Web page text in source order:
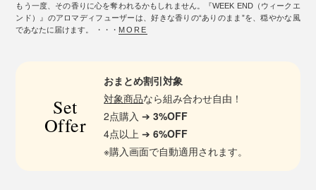
もう一度、その香りに心を奪われるかもしれません。『WEEK END（ウィークエ
ンド）』のアロマディフューザーは、好きな香りの“ありのまま”を、穏やかな風
であなたに届けます。 ・・・ MORE
Set
Offer
おまとめ割引対象
対象商品なら組み合わせ自由！
2点購入 ➔3%OFF
4点以上 ➔6%OFF
※購入画面で自動適用されます。